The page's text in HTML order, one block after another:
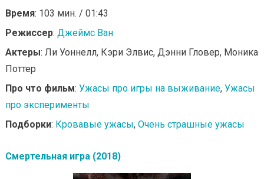
Время: 103 мин. / 01:43
Режиссер: Джеймс Ван
Актеры: Ли Уоннелл, Кэри Элвис, Дэнни Гловер, Моника
Поттер
Про что фильм: Ужасы про игры на выживание, Ужасы
про эксперименты
Подборки: Кровавые ужасы, Очень страшные ужасы
Смертельная игра (2018)